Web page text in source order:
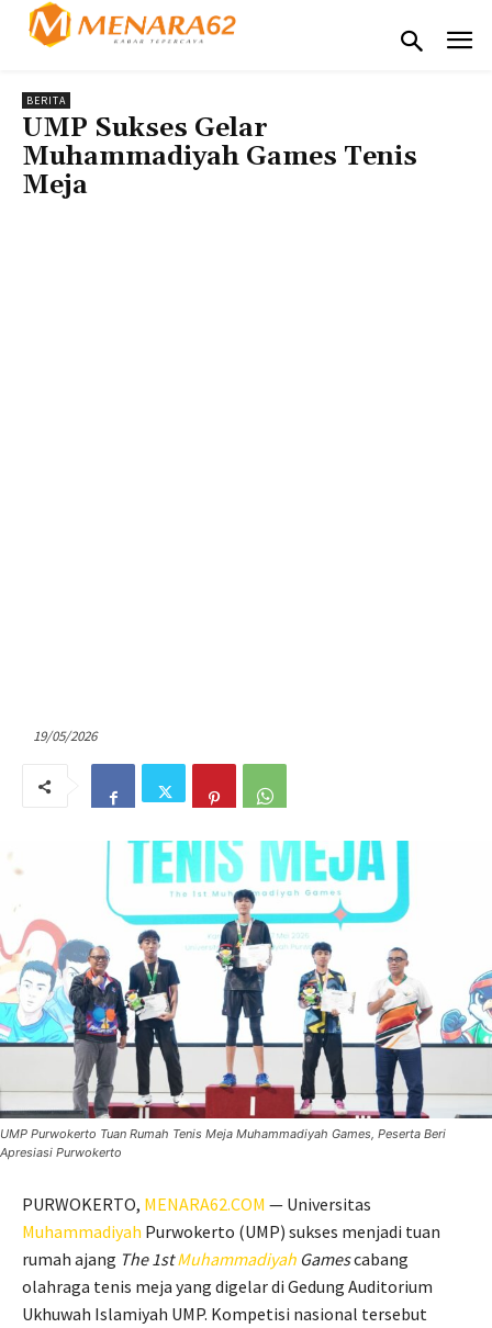
BERITA
UMP Sukses Gelar
Muhammadiyah Games Tenis
Meja
19/05/2026
UMP Purwokerto Tuan Rumah Tenis Meja Muhammadiyah Games, Peserta Beri
Apresiasi Purwokerto
PURWOKERTO, MENARA62.COM — Universitas
Muhammadiyah Purwokerto (UMP) sukses menjadi tuan
rumah ajang The 1stMuhammadiyah Gamescabang
olahraga tenis meja yang digelar di Gedung Auditorium
Ukhuwah Islamiyah UMP. Kompetisi nasional tersebut